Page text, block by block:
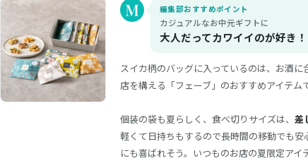
編集部おすすめポイント
カジュアルなお中元ギフトに
大人だってカワイイのが好き！
スイカ柄のバッグに入っているのは、お酒
店を構える「フェーブ」のおすすめアイテムで
個装の袋も夏らしく、食べ切りサイズは、 差
軽くて日持ちもするので長時間の移動でも
にも喜ばれそう。いつものお店の夏限定アイ